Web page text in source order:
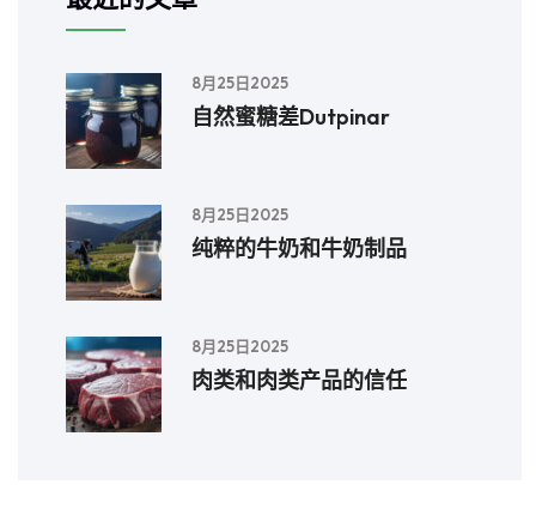
8月25日2025
自然蜜糖差Dutpinar
8月25日2025
纯粹的牛奶和牛奶制品
8月25日2025
肉类和肉类产品的信任